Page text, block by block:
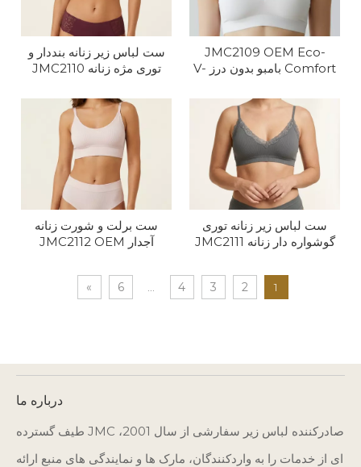
JMC2109 OEM Eco-
Comfort بامبو بدون درز V-
ست لباس زیر زنانه بنددار و
توری مژه زنانه JMC2110
ست لباس زیر زنانه توری
گوشواره دار زنانه JMC2111
ست برلت و شورت زنانه
آجدار JMC2112 OEM
1
2
3
4
6
»
درباره ما
صادرکننده لباس زیر سفارشی از سال 2001، JMC طیف گسترده
ای از خدمات را به واردکنندگان، مارک ها و نمایندگی های منبع ارائه